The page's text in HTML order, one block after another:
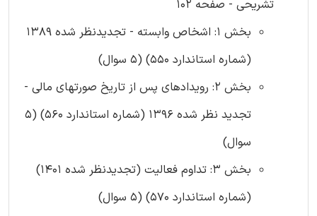
تشریحی - صفحه 102
بخش 1: اشخاص وابسته - تجدیدنظر شده 1389
(شماره استاندارد 550) (5 سوال)
بخش 2: رویدادهای پس از تاریخ صورتهای مالی -
تجدید نظر شده 1396 (شماره استاندارد 560) (5
سوال)
بخش 3: تداوم فعالیت (تجدیدنظر شده 1401)
(شماره استاندارد 570) (5 سوال)